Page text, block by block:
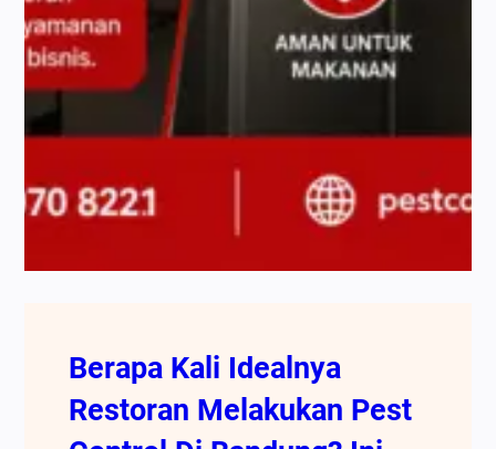
Berapa Kali Idealnya
Restoran Melakukan Pest